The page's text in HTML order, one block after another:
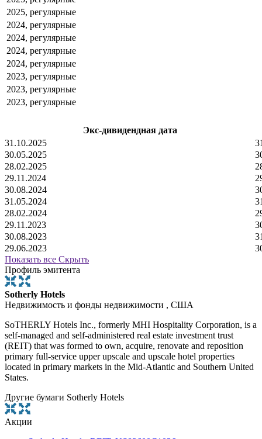
2025, регулярные
2024, регулярные
2024, регулярные
2024, регулярные
2024, регулярные
2023, регулярные
2023, регулярные
2023, регулярные
Экс-дивидендная дата
31.10.2025
30.05.2025
28.02.2025
29.11.2024
30.08.2024
31.05.2024
28.02.2024
29.11.2023
30.08.2023
29.06.2023
Показать все Скрыть
Профиль эмитента
Sotherly Hotels
Недвижимость и фонды недвижимости , США
SoTHERLY Hotels Inc., formerly MHI Hospitality Corporation, is a
self-managed and self-administered real estate investment trust
(REIT) that was formed to own, acquire, renovate and reposition
primary full-service upper upscale and upscale hotel properties
located in primary markets in the Mid-Atlantic and Southern United
States.
Другие бумаги Sotherly Hotels
Акции